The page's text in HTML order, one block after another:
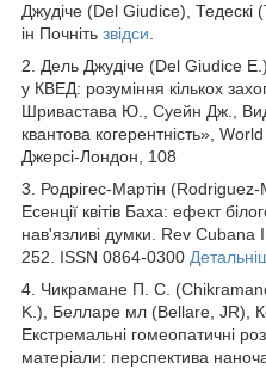
Джудіче (Del Giudice),
ін Почніть звідси
2. Дель Джудіче (Del Giudice
у КВЕД: розуміння кількох
Шривастава Ю., Суейн Дж.,
квантова когерентність»,
Джерсі-Лондон, 108
3. Родрігес-Мартін
Есенції квітів Баха: ефект
нав'язливі думки. Rev
252. ISSN 0864-0300
4. Чикрамане П. С.
K.), Белларе мл (Bellare, JR),
Екстремальні гомеопатичні
матеріали: перспектива